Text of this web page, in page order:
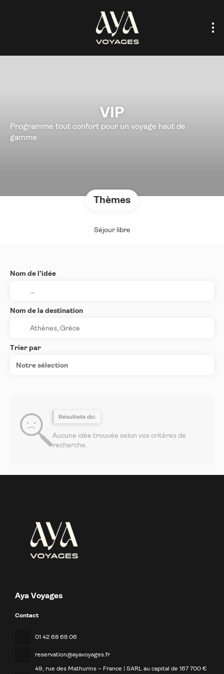
VIP
Programme tout confort pour un voyage haut de
gamme
Thèmes
Séjour libre
Nom de l’idée
Nom de la destination
Trier par
Notre sélection
Résultats du:
Aucune idée trouvée selon vos critères de
recherche.
Aya Voyages
Contact
01 42 68 68 06
reservation@ayavoyages.fr
49, rue des Mathurins – France | SARL au capital de 167 700 €